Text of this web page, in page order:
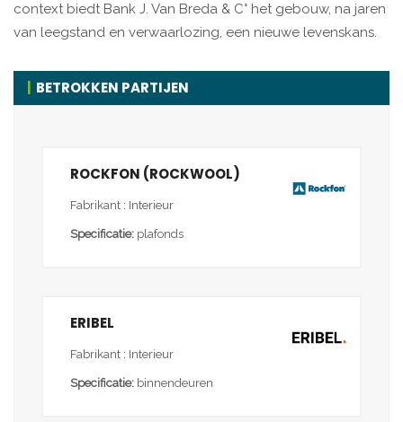
context biedt Bank J. Van Breda & C° het gebouw, na jaren
van leegstand en verwaarlozing, een nieuwe levenskans.
BETROKKEN PARTIJEN
ROCKFON (ROCKWOOL)
Fabrikant : Interieur
Specificatie: plafonds
ERIBEL
Fabrikant : Interieur
Specificatie: binnendeuren